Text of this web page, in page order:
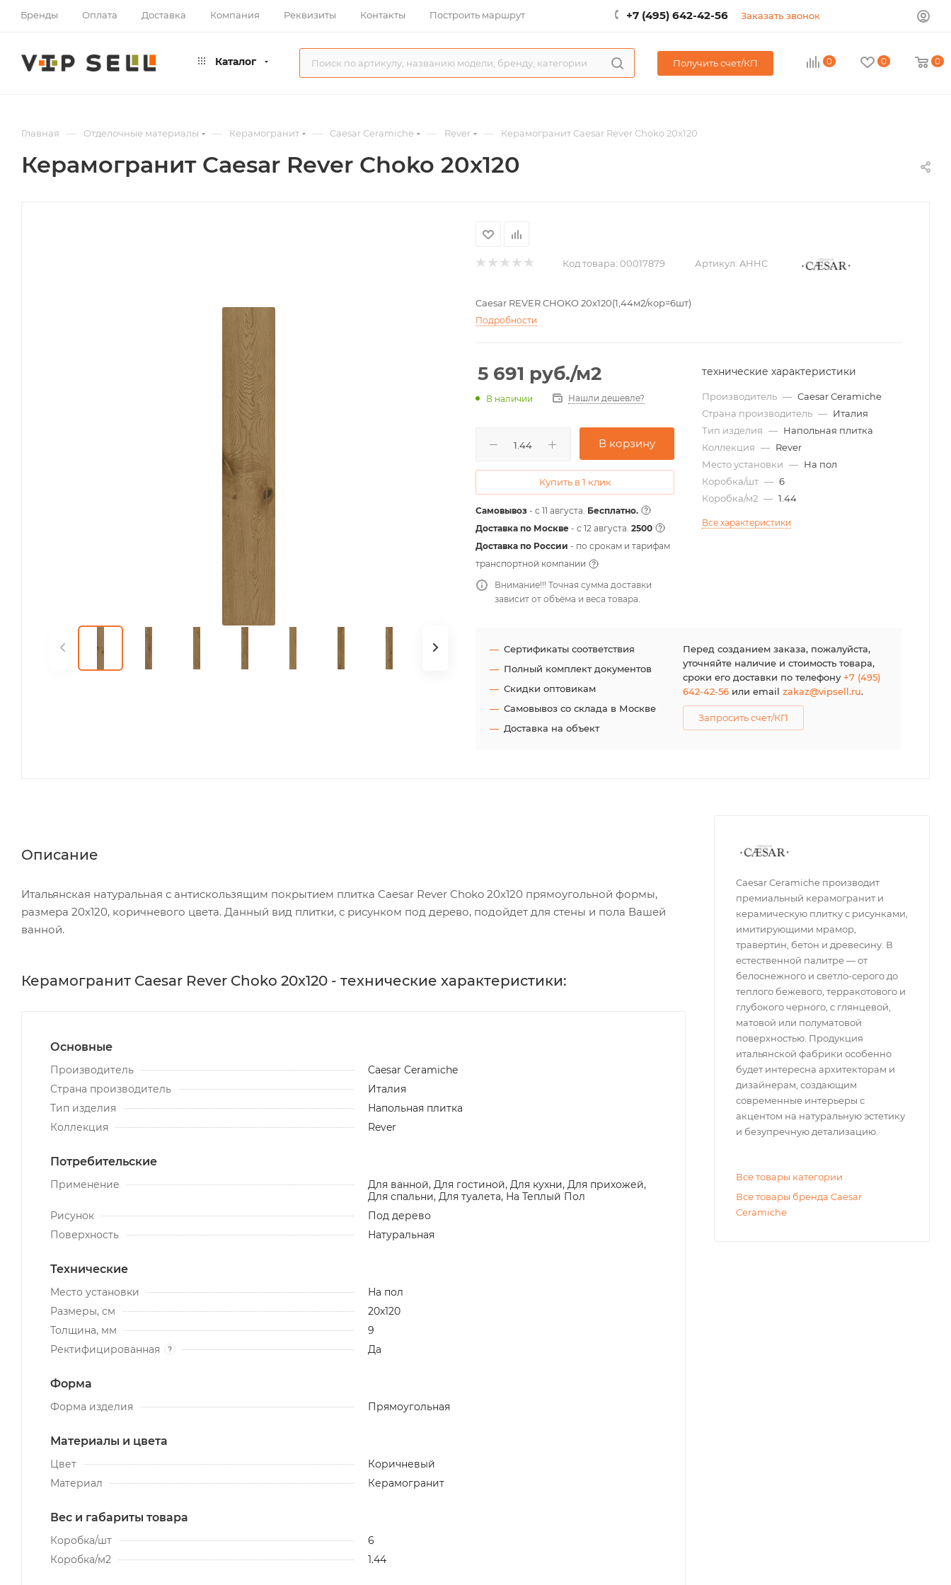
Бренды Оплата Доставка Компания Реквизиты Контакты Построить маршрут +7 (495) 642-42-56 Заказать звонок
Каталог Получить счет/КП 0 0 0
Главная — Отделочные материалы — Керамогранит — Caesar Ceramiche — Rever — Керамогранит Caesar Rever Choko 20x120
Керамогранит Caesar Rever Choko 20x120
Код товара: 00017879 Артикул: AHHC
Caesar REVER CHOKO 20х120(1,44м2/кор=6шт)
Подробности
5 691 руб./м2
В наличии Нашли дешевле?
В корзину
Купить в 1 клик
Самовывоз - с 11 августа. Бесплатно.
Доставка по Москве - c 12 августа. 2500
Доставка по России - по срокам и тарифам
транспортной компании
Внимание!!! Точная сумма доставки
зависит от объёма и веса товара.
технические характеристики
Производитель — Caesar Ceramiche
Страна производитель — Италия
Тип изделия — Напольная плитка
Коллекция — Rever
Место установки — На пол
Коробка/шт — 6
Коробка/м2 — 1.44
Все характеристики
Сертификаты соответствия
Полный комплект документов
Скидки оптовикам
Самовывоз со склада в Москве
Доставка на объект
Перед созданием заказа, пожалуйста,
уточняйте наличие и стоимость товара,
сроки его доставки по телефону+7 (495)
642-42-56или email zakaz@vipsell.ru.
Запросить счет/КП
Описание
Итальянская натуральная с антискользящим покрытием плитка Caesar Rever Choko 20x120 прямоугольной формы,
размера 20x120, коричневого цвета. Данный вид плитки, с рисунком под дерево, подойдет для стены и пола Вашей
ванной.
Керамогранит Caesar Rever Choko 20x120 - технические характеристики:
Основные
Производитель
Caesar Ceramiche
Страна производитель
Италия
Тип изделия
Напольная плитка
Коллекция
Rever
Потребительские
Применение
Для ванной, Для гостиной, Для кухни, Для прихожей,
Для спальни, Для туалета, На Теплый Пол
Рисунок
Под дерево
Поверхность
Натуральная
Технические
Место установки
На пол
Размеры, см
20x120
Толщина, мм
9
Ректифицированная
? Да
Форма
Форма изделия Прямоугольная
Материалы и цвета
Цвет
Коричневый
Материал
Керамогранит
Вес и габариты товара
Коробка/шт
6
Коробка/м2
1.44
Caesar Ceramiche производит
премиальный керамогранит и
керамическую плитку с рисунками,
имитирующими мрамор,
травертин, бетон и древесину. В
естественной палитре — от
белоснежного и светло-серого до
теплого бежевого, терракотового и
глубокого черного, с глянцевой,
матовой или полуматовой
поверхностью. Продукция
итальянской фабрики особенно
будет интересна архитекторам и
дизайнерам, создающим
современные интерьеры с
акцентом на натуральную эстетику
и безупречную детализацию.
Все товары категории
Все товары бренда Caesar
Ceramiche